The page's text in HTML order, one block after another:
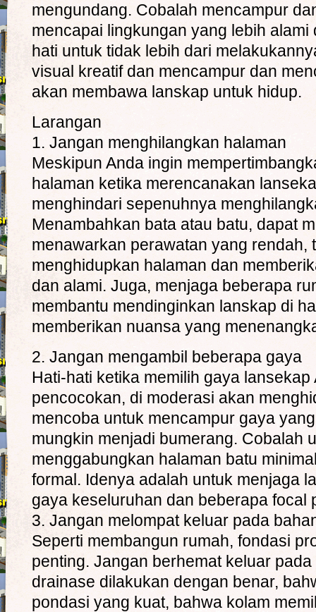
mengundang. Cobalah mencampur
mencapai lingkungan yang lebih alami
hati untuk tidak lebih dari
visual kreatif dan mencampur dan
akan membawa lanskap untuk hidup.
Larangan
1. Jangan menghilangkan halaman
Meskipun Anda ingin
halaman ketika merencanakan
menghindari sepenuhnya
Menambahkan bata atau batu, dapat
menawarkan perawatan yang rendah,
menghidupkan halaman dan
dan alami. Juga, menjaga beberapa
membantu mendinginkan lanskap di
memberikan nuansa yang
2. Jangan mengambil beberapa gaya
Hati-hati ketika memilih gaya
pencocokan, di moderasi akan
mencoba untuk mencampur gaya
mungkin menjadi bumerang. Cobalah
menggabungkan halaman batu
formal. Idenya adalah untuk menjaga
gaya keseluruhan dan beberapa focal
3. Jangan melompat keluar pada
Seperti membangun rumah, fondasi
penting. Jangan berhemat keluar
drainase dilakukan dengan benar,
pondasi yang kuat, bahwa kolam